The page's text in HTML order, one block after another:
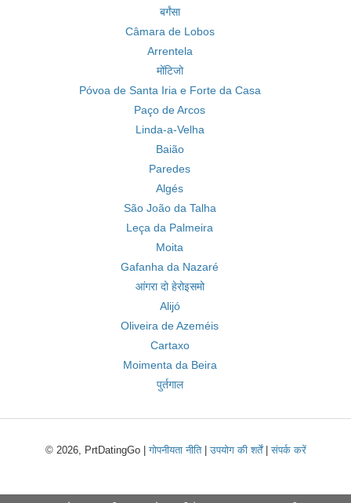
बर्गंसा
Câmara de Lobos
Arrentela
मोंटिजो
Póvoa de Santa Iria e Forte da Casa
Paço de Arcos
Linda-a-Velha
Baião
Paredes
Algés
São João da Talha
Leça da Palmeira
Moita
Gafanha da Nazaré
आंगरा दो हेरोइसमो
Alijó
Oliveira de Azeméis
Cartaxo
Moimenta da Beira
पुर्तगाल
© 2026, PrtDatingGo |गोपनीयता नीति|उपयोग की शर्तें|संपर्क करें